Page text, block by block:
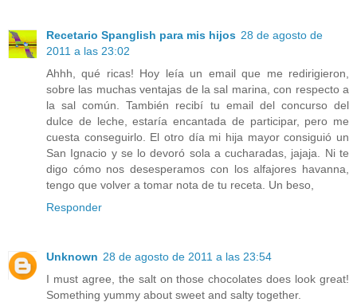
Recetario Spanglish para mis hijos 28 de agosto de
2011 a las 23:02
Ahhh, qué ricas! Hoy leía un email que me redirigieron,
sobre las muchas ventajas de la sal marina, con respecto a
la sal común. También recibí tu email del concurso del
dulce de leche, estaría encantada de participar, pero me
cuesta conseguirlo. El otro día mi hija mayor consiguió un
San Ignacio y se lo devoró sola a cucharadas, jajaja. Ni te
digo cómo nos desesperamos con los alfajores havanna,
tengo que volver a tomar nota de tu receta. Un beso,
Responder
Unknown 28 de agosto de 2011 a las 23:54
I must agree, the salt on those chocolates does look great!
Something yummy about sweet and salty together.